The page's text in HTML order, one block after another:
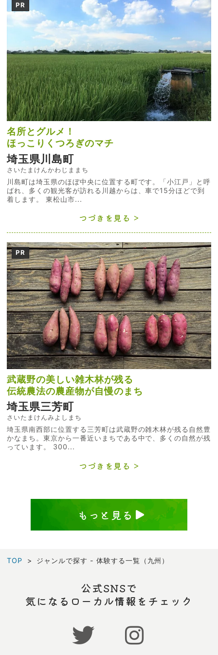
PR
名所とグルメ！
ほっこりくつろぎのマチ
埼玉県川島町
さいたまけんかわじままち
川島町は埼玉県のほぼ中央に位置する町です。「小江戸」と呼
ばれ、多くの観光客が訪れる川越からは、車で15分ほどで到
着します。 東松山市...
つづきを見る
PR
武蔵野の美しい雑木林が残る
伝統農法の農産物が自慢のまち
埼玉県三芳町
さいたまけんみよしまち
埼玉県南西部に位置する三芳町は武蔵野の雑木林が残る自然豊
かなまち。東京から一番近いまちである中で、多くの自然が残
っています。 300...
つづきを見る
もっと見る
TOP ジャンルで探す - 体験する一覧（九州）
公式SNSで
気になるローカル情報をチェック